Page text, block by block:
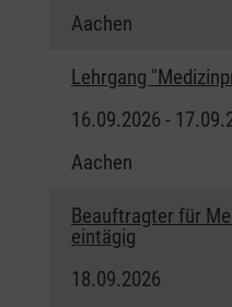
Aachen
Lehrgang
16.09.2026 -
Aachen
Beauftragter für
eintägig
18.09.2026